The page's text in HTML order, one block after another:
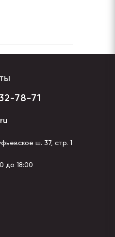
78-71
ш. 37, стр. 1
до 18:00